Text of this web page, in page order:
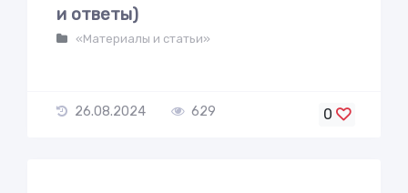
и ответы)
«Материалы и статьи»
26.08.2024 629 0